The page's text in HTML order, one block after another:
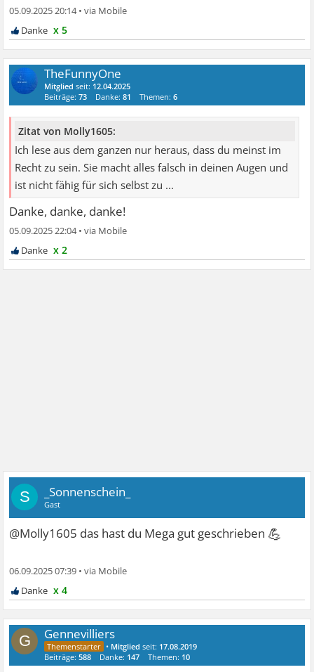
05.09.2025 20:14•
x 5
TheFunnyOne
Mitglied seit: 12.04.2025
Beiträge:73 Danke:81 Themen:6
Zitat von Molly1605:
Ich lese aus dem ganzen nur heraus, dass du meinst im
Recht zu sein. Sie macht alles falsch in deinen Augen und
ist nicht fähig für sich selbst zu ...
Danke, danke, danke!
05.09.2025 22:04•
x 2
S _Sonnenschein_
Gast
@Molly1605 das hast du Mega gut geschrieben 💪
06.09.2025 07:39 •
x 4
G Gennevilliers
• Mitglied seit: 17.08.2019
Beiträge:588 Danke: 147 Themen: 10